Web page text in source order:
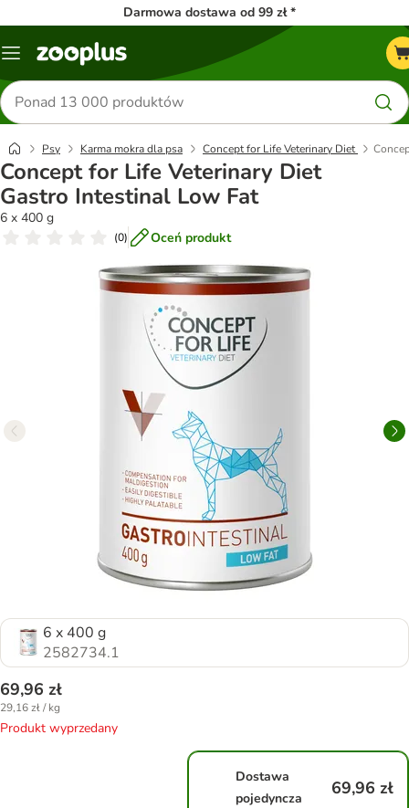
Darmowa dostawa od 99 zł *
Menu
Szukaj
produktów
Psy Karma mokra dla psa Concept for Life Veterinary Diet
Concept for Life Veterinary Diet
Gastro Intestinal Low Fat
6 x 400 g
(0) Oceń produkt
6 x 400 g
2582734.1
69,96 zł
29,16 zł / kg
Produkt wyprzedany
Dostawa
pojedyncza
69,96 zł